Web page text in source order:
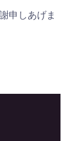
申しあげま